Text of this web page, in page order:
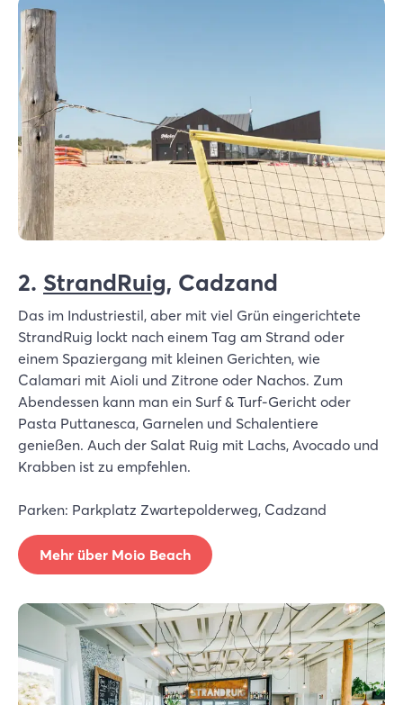
2. StrandRuig, Cadzand
Das im Industriestil, aber mit viel Grün eingerichtete
StrandRuig lockt nach einem Tag am Strand oder
einem Spaziergang mit kleinen Gerichten, wie
Calamari mit Aioli und Zitrone oder Nachos. Zum
Abendessen kann man ein Surf & Turf-Gericht oder
Pasta Puttanesca, Garnelen und Schalentiere
genießen. Auch der Salat Ruig mit Lachs, Avocado und
Krabben ist zu empfehlen.
Parken: Parkplatz Zwartepolderweg, Cadzand
Mehr über Moio Beach